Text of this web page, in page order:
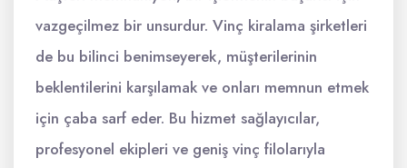
vazgeçilmez bir unsurdur. Vinç kiralama şirketleri
de bu bilinci benimseyerek, müşterilerinin
beklentilerini karşılamak ve onları memnun etmek
için çaba sarf eder. Bu hizmet sağlayıcılar,
profesyonel ekipleri ve geniş vinç filolarıyla